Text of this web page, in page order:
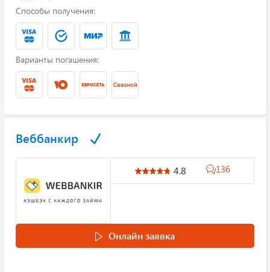
Способы получения:
Варианты погашения:
Веббанкир
4.8 136
Онлайн заявка